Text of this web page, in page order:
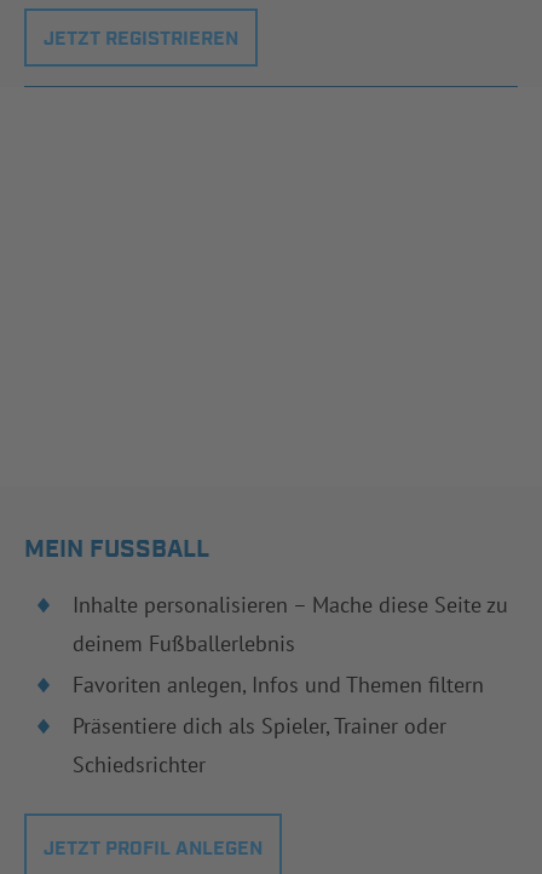
JETZT REGISTRIEREN
MEIN FUSSBALL
Inhalte personalisieren – Mache diese Seite zu
deinem Fußballerlebnis
Favoriten anlegen, Infos und Themen filtern
Präsentiere dich als Spieler, Trainer oder
Schiedsrichter
JETZT PROFIL ANLEGEN